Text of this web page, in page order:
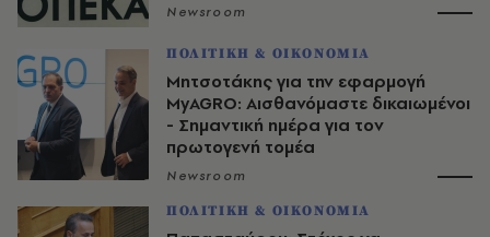
Newsroom
ΠΟΛΙΤΙΚΗ & ΟΙΚΟΝΟΜΙΑ
Μητσοτάκης για την εφαρμογή
MyAGRO: Αισθανόμαστε δικαιωμένοι
- Σημαντική ημέρα για τον
πρωτογενή τομέα
Newsroom
ΠΟΛΙΤΙΚΗ & ΟΙΚΟΝΟΜΙΑ